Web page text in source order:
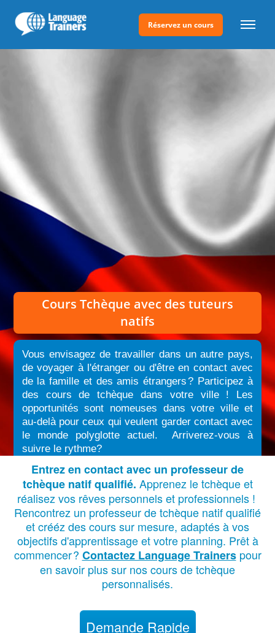
Réservez un cours
Cours Tchèque avec des tuteurs
natifs
Vous envisagez de travailler dans un autre pays,
de voyager à l'étranger ou d'être en contact avec
de la famille et des amis étrangers?Participez à
des cours de tchèque dans votre ville ! Les
opportunités sont nomeuses dans votre ville et
au-delà pour ceux qui veulent garder contact avec
le monde polyglotte actuel. Arriverez-vous à
suivre le rythme?
Entrez en contact avec un professeur de
tchèque natif qualifié. Apprenez le tchèque et
réalisez vos rêves personnels et professionnels !
Rencontrez un professeur de tchèque natif qualifié
et crééz des cours sur mesure, adaptés à vos
objectifs d'apprentissage et votre planning. Prêt à
commencer? Contactez Language Trainerspour
en savoir plus sur nos cours de tchèque
personnalisés.
Demande Rapide